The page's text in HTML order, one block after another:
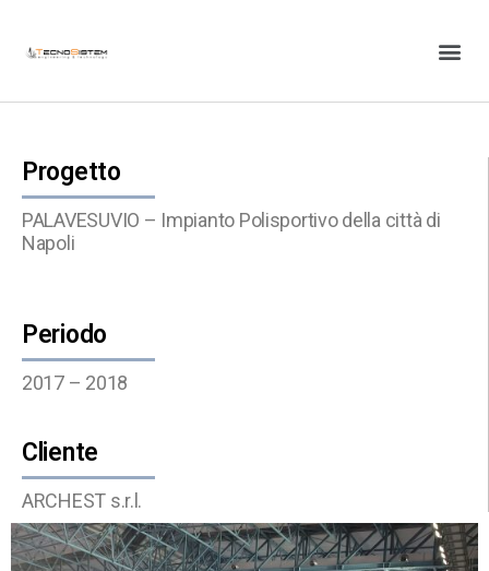
Progetto
PALAVESUVIO – Impianto Polisportivo della città di
Napoli
Periodo
2017 – 2018
Cliente
ARCHEST s.r.l.